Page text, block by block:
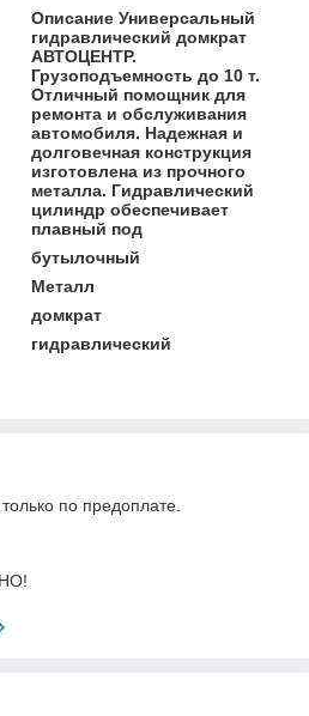
Описание Универсальный
гидравлический домкрат
АВТОЦЕНТР.
Грузоподъемность до 10 т.
Отличный помощник для
ремонта и обслуживания
автомобиля. Надежная и
долговечная конструкция
изготовлена из прочного
металла. Гидравлический
цилиндр обеспечивает
плавный под
бутылочный
Металл
домкрат
гидравлический
по предоплате.